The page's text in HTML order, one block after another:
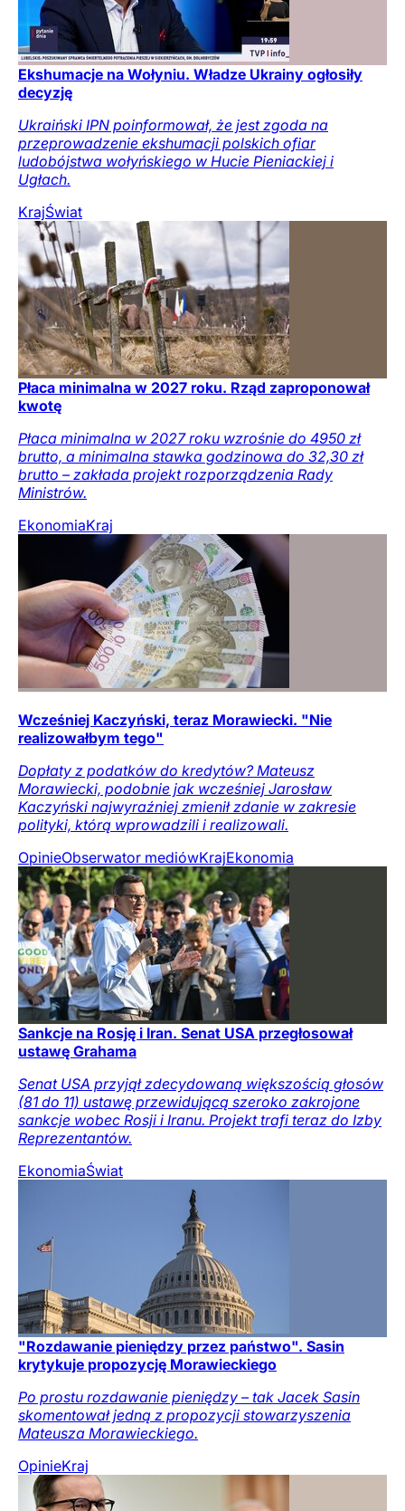
Ekshumacje na Wołyniu. Władze Ukrainy ogłosiły
decyzję
Ukraiński IPN poinformował, że jest zgoda na
przeprowadzenie ekshumacji polskich ofiar
ludobójstwa wołyńskiego w Hucie Pieniackiej i
Ugłach.
KrajŚwiat
Płaca minimalna w 2027 roku. Rząd zaproponował
kwotę
Płaca minimalna w 2027 roku wzrośnie do 4950 zł
brutto, a minimalna stawka godzinowa do 32,30 zł
brutto – zakłada projekt rozporządzenia Rady
Ministrów.
EkonomiaKraj
Wcześniej Kaczyński, teraz Morawiecki. "Nie
realizowałbym tego"
Dopłaty z podatków do kredytów? Mateusz
Morawiecki, podobnie jak wcześniej Jarosław
Kaczyński najwyraźniej zmienił zdanie w zakresie
polityki, którą wprowadzili i realizowali.
OpinieObserwator mediówKrajEkonomia
Sankcje na Rosję i Iran. Senat USA przegłosował
ustawę Grahama
Senat USA przyjął zdecydowaną większością głosów
(81 do 11) ustawę przewidującą szeroko zakrojone
sankcje wobec Rosji i Iranu. Projekt trafi teraz do Izby
Reprezentantów.
EkonomiaŚwiat
"Rozdawanie pieniędzy przez państwo". Sasin
krytykuje propozycję Morawieckiego
Po prostu rozdawanie pieniędzy – tak Jacek Sasin
skomentował jedną z propozycji stowarzyszenia
Mateusza Morawieckiego.
OpinieKraj